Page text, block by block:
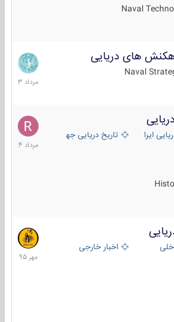
Naval
های دریایی
Naval
2
مرداد
1403
ایران تاریخ دریایی جهان
16
مرداد
1404
اخبار خارجی
27
مهر
1395